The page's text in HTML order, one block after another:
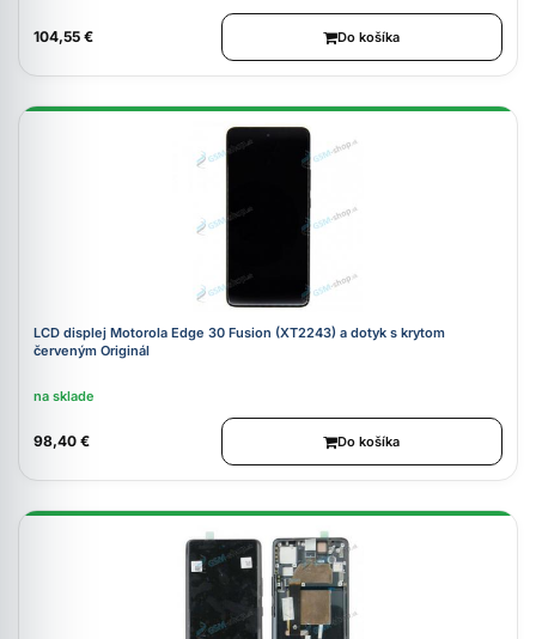
104,55 € Do košíka
LCD displej Motorola Edge 30 Fusion (XT2243) a dotyk s krytom
červeným Originál
na sklade
98,40 € Do košíka